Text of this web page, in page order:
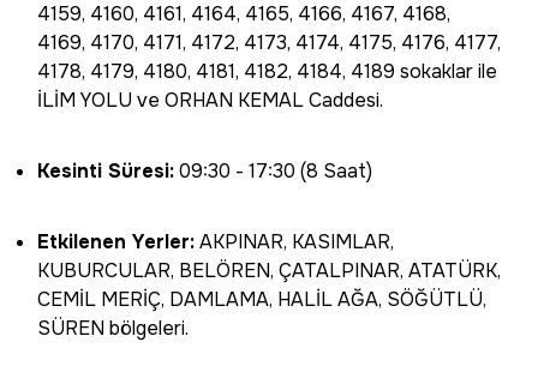
4159, 4160, 4161, 4164, 4165, 4166, 4167, 4168,
4169, 4170, 4171, 4172, 4173, 4174, 4175, 4176, 4177,
4178, 4179, 4180, 4181, 4182, 4184, 4189 sokaklar ile
İLİM YOLU ve ORHAN KEMAL Caddesi.
Kesinti Süresi:09:30 - 17:30 (8 Saat)
Etkilenen Yerler:AKPINAR, KASIMLAR,
KUBURCULAR, BELÖREN, ÇATALPINAR, ATATÜRK,
CEMİL MERİÇ, DAMLAMA, HALİL AĞA, SÖĞÜTLÜ,
SÜREN bölgeleri.